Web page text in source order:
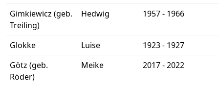
Gimkiewicz (geb.
Treiling)
Hedwig 1957 - 1966
Glokke Luise
1923 - 1927
Götz (geb.
Röder)
Meike 2017 - 2022